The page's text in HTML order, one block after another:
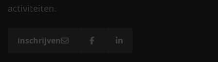
activiteiten.
inschrijven